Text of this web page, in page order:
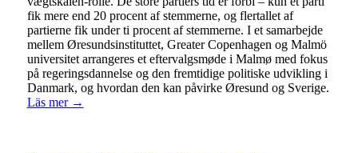
fik mere end 20 procent af stemmerne, og flertallet af
partierne fik under ti procent af stemmerne. I et samarbejde
mellem Øresundsinstituttet, Greater Copenhagen og Malmö
universitet arrangeres et eftervalgsmøde i Malmø med fokus
på regeringsdannelse og den fremtidige politiske udvikling i
Danmark, og hvordan den kan påvirke Øresund og Sverige.
Läs mer →